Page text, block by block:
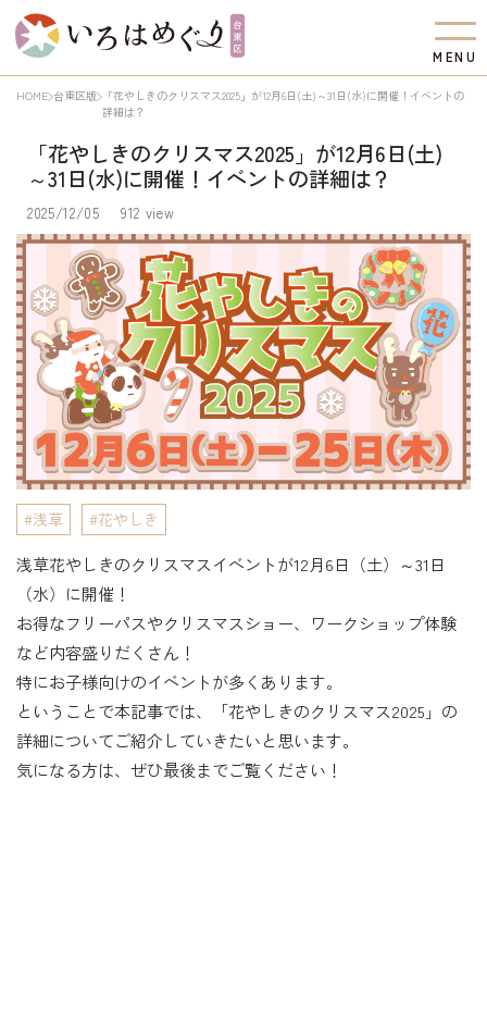
M EN U
HOME 台東区版
「花やしきのクリスマス2025」が12月6日(土)～31日(水)に開催！イベントの
詳細は？
「花やしきのクリスマス2025」が12月6日(土)
～31日(水)に開催！イベントの詳細は？
2025/12/05 912 view
浅草 花やしき
浅草花やしきのクリスマスイベントが12月6日（土）～31日
（水）に開催！
お得なフリーパスやクリスマスショー、ワークショップ体験
など内容盛りだくさん！
特にお子様向けのイベントが多くあります。
ということで本記事では、「花やしきのクリスマス2025」の
詳細についてご紹介していきたいと思います。
気になる方は、ぜひ最後までご覧ください！